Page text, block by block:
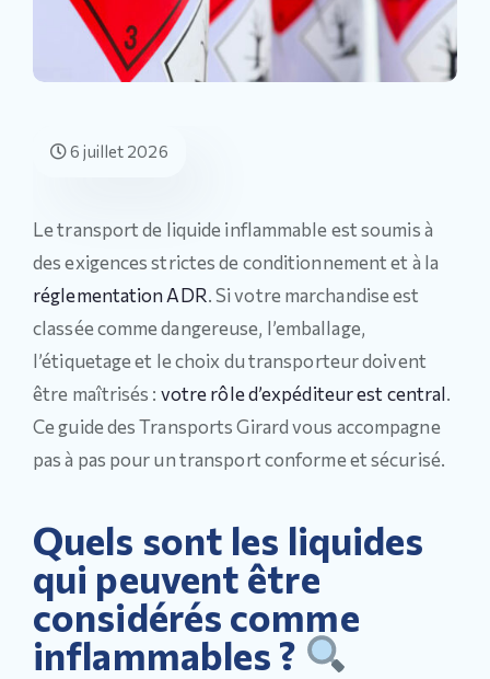
6 juillet 2026
Le transport de liquide inflammable est soumis à
des exigences strictes de conditionnement et à la
réglementation ADR. Si votre marchandise est
classée comme dangereuse, l’emballage,
l’étiquetage et le choix du transporteur doivent
être maîtrisés : votre rôle d’expéditeur est central.
Ce guide des Transports Girard vous accompagne
pas à pas pour un transport conforme et sécurisé.
Quels sont les liquides
qui peuvent être
considérés comme
inflammables ?